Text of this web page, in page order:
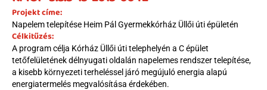
Projekt címe:
Napelem telepítése Heim Pál Gyermekkórház Üllői úti épületén
Célkitűzés:
A program célja Kórház Üllői úti telephelyén a C épület
tetőfelületének délnyugati oldalán napelemes rendszer telepítése,
a kisebb környezeti terheléssel járó megújuló energia alapú
energiatermelés megvalósítása érdekében.